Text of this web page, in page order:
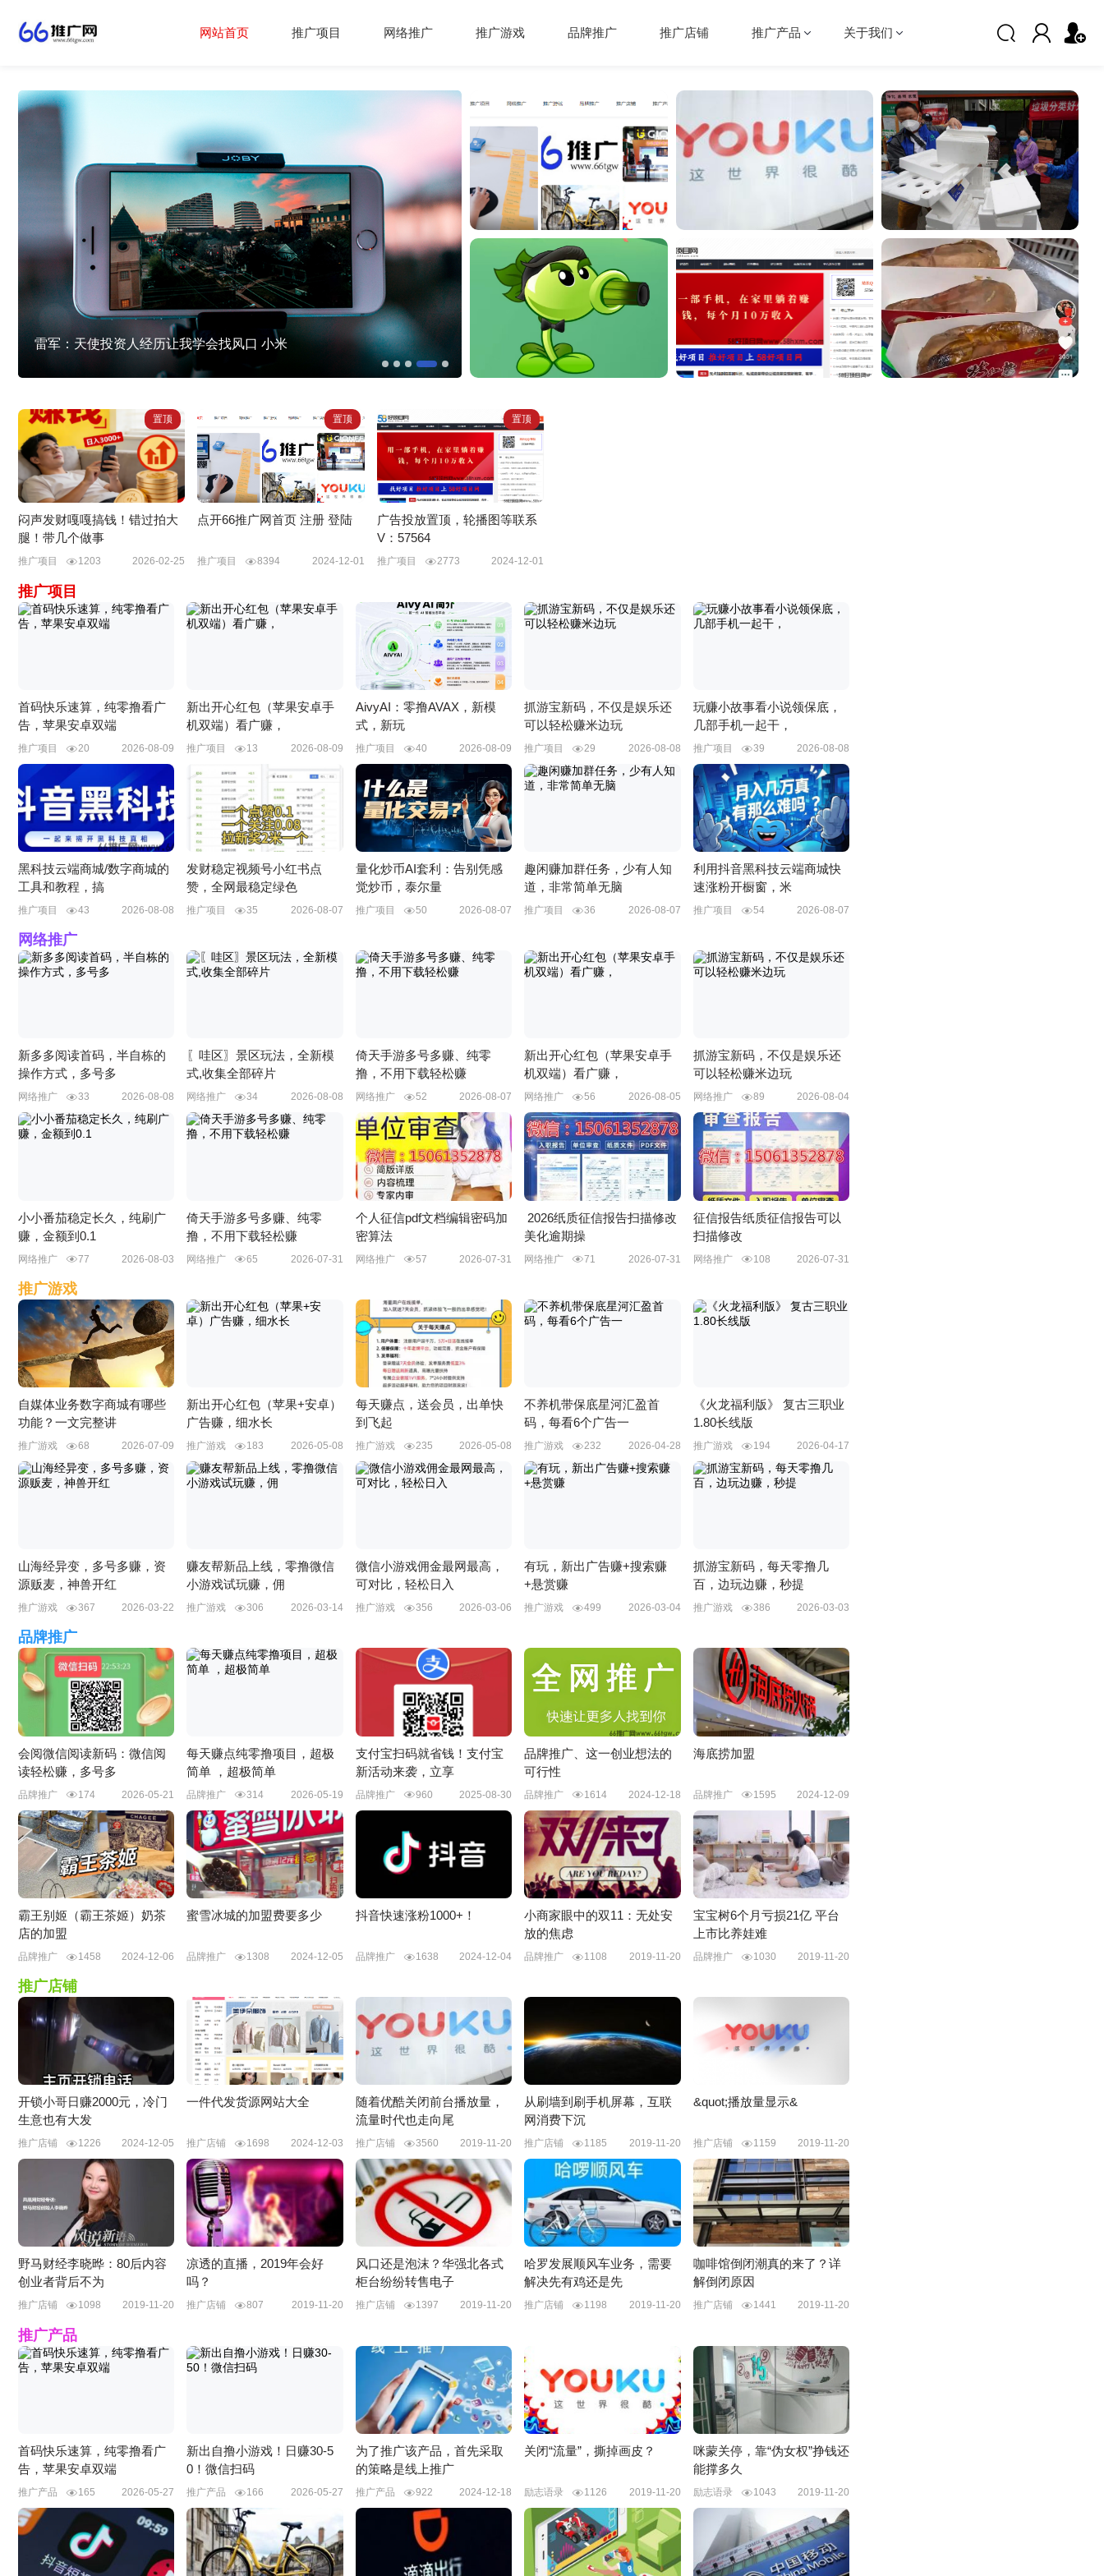
网站首页 推广项目 网络推广 推广游戏 品牌推广 推广店铺 推广产品 关于我们
雷军：天使投资人经历让我学会找风口 小米 互联网是我们孩子的哆啦A梦还是洪水猛兽？ “拼购”为何成为电商博弈的又
置顶
闷声发财嘎嘎搞钱！错过拍大
腿！带几个做事
推广项目 1203 2026-02-25
置顶
点开66推广网首页 注册 登陆
推广项目 8394 2024-12-01
置顶
广告投放置顶，轮播图等联系
V：57564
推广项目 2773 2024-12-01
推广项目
首码快乐速算，纯零撸看广
告，苹果安卓双端
推广项目 20 2026-08-09
新出开心红包（苹果安卓手
机双端）看广赚，
推广项目 13 2026-08-09
AivyAI：零撸AVAX，新模
式，新玩
推广项目 40 2026-08-09
抓游宝新码，不仅是娱乐还
可以轻松赚米边玩
推广项目 29 2026-08-08
玩赚小故事看小说领保底，
几部手机一起干，
推广项目 39 2026-08-08
黑科技云端商城/数字商城的
工具和教程，搞
推广项目 43 2026-08-08
发财稳定视频号小红书点
赞，全网最稳定绿色
推广项目 35 2026-08-07
量化炒币AI套利：告别凭感
觉炒币，泰尔量
推广项目 50 2026-08-07
趣闲赚加群任务，少有人知
道，非常简单无脑
推广项目 36 2026-08-07
利用抖音黑科技云端商城快
速涨粉开橱窗，米
推广项目 54 2026-08-07
网络推广
新多多阅读首码，半自栋的
操作方式，多号多
网络推广 33 2026-08-08
〖哇区〗景区玩法，全新模
式,收集全部碎片
网络推广 34 2026-08-08
倚天手游多号多赚、纯零
撸，不用下载轻松赚
网络推广 52 2026-08-07
新出开心红包（苹果安卓手
机双端）看广赚，
网络推广 56 2026-08-05
抓游宝新码，不仅是娱乐还
可以轻松赚米边玩
网络推广 89 2026-08-04
小小番茄稳定长久，纯刷广
赚，金额到0.1
网络推广 77 2026-08-03
倚天手游多号多赚、纯零
撸，不用下载轻松赚
网络推广 65 2026-07-31
个人征信pdf文档编辑密码加
密算法
网络推广 57 2026-07-31
2026纸质征信报告扫描修改
美化逾期操
网络推广 71 2026-07-31
征信报告纸质征信报告可以
扫描修改
网络推广 108 2026-07-31
推广游戏
自媒体业务数字商城有哪些
功能？一文完整讲
推广游戏 68 2026-07-09
新出开心红包（苹果+安卓）
广告赚，细水长
推广游戏 183 2026-05-08
每天赚点，送会员，出单快
到飞起
推广游戏 235 2026-05-08
不养机带保底星河汇盈首
码，每看6个广告一
推广游戏 232 2026-04-28
《火龙福利版》 复古三职业
1.80长线版
推广游戏 194 2026-04-17
山海经异变，多号多赚，资
源贩麦，神兽开红
推广游戏 367 2026-03-22
赚友帮新品上线，零撸微信
小游戏试玩赚，佣
推广游戏 306 2026-03-14
微信小游戏佣金最网最高，
可对比，轻松日入
推广游戏 356 2026-03-06
有玩，新出广告赚+搜索赚
+悬赏赚
推广游戏 499 2026-03-04
抓游宝新码，每天零撸几
百，边玩边赚，秒提
推广游戏 386 2026-03-03
品牌推广
会阅微信阅读新码：微信阅
读轻松赚，多号多
品牌推广 174 2026-05-21
每天赚点纯零撸项目，超极
简单 ，超极简单
品牌推广 314 2026-05-19
支付宝扫码就省钱！支付宝
新活动来袭，立享
品牌推广 960 2025-08-30
品牌推广、这一创业想法的
可行性
品牌推广 1614 2024-12-18
海底捞加盟
品牌推广 1595 2024-12-09
霸王别姬（霸王茶姬）奶茶
店的加盟
品牌推广 1458 2024-12-06
蜜雪冰城的加盟费要多少
品牌推广 1308 2024-12-05
抖音快速涨粉1000+！
品牌推广 1638 2024-12-04
小商家眼中的双11：无处安
放的焦虑
品牌推广 1108 2019-11-20
宝宝树6个月亏损21亿 平台
上市比养娃难
品牌推广 1030 2019-11-20
推广店铺
开锁小哥日赚2000元，冷门
生意也有大发
推广店铺 1226 2024-12-05
一件代发货源网站大全
推广店铺 1698 2024-12-03
随着优酷关闭前台播放量，
流量时代也走向尾
推广店铺 3560 2019-11-20
从刷墙到刷手机屏幕，互联
网消费下沉
推广店铺 1185 2019-11-20
&quot;播放量显示&
推广店铺 1159 2019-11-20
野马财经李晓晔：80后内容
创业者背后不为
推广店铺 1098 2019-11-20
凉透的直播，2019年会好
吗？
推广店铺 807 2019-11-20
风口还是泡沫？华强北各式
柜台纷纷转售电子
推广店铺 1397 2019-11-20
哈罗发展顺风车业务，需要
解决先有鸡还是先
推广店铺 1198 2019-11-20
咖啡馆倒闭潮真的来了？详
解倒闭原因
推广店铺 1441 2019-11-20
推广产品
首码快乐速算，纯零撸看广
告，苹果安卓双端
推广产品 165 2026-05-27
新出自撸小游戏！日赚30-5
0！微信扫码
推广产品 166 2026-05-27
为了推广该产品，首先采取
的策略是线上推广
推广产品 922 2024-12-18
关闭“流量”，撕掉画皮？
励志语录 1126 2019-11-20
咪蒙关停，靠“伪女权”挣钱还
能撑多久
励志语录 1043 2019-11-20